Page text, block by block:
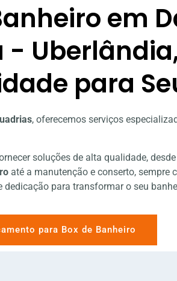
em
-
para
, oferecemos serviços
soluções de alta qualidade,
até a manutenção e conserto,
dedicação para transformar o seu
para Box de Banheiro